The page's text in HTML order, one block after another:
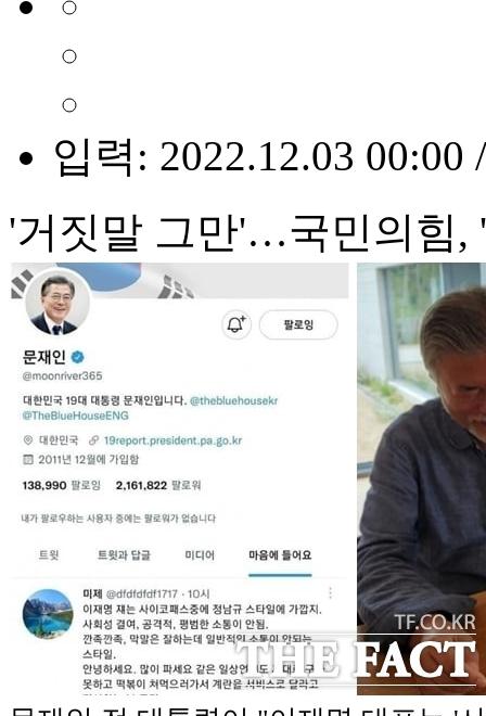
입력: 2022.12.03 00:00
'거짓말 그만'…국민의힘,